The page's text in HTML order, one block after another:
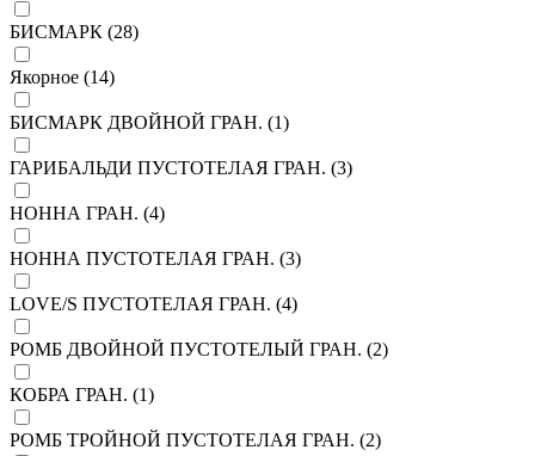
БИСМАРК (28)
Якорное (14)
БИСМАРК ДВОЙНОЙ ГРАН. (1)
ГАРИБАЛЬДИ ПУСТОТЕЛАЯ ГРАН. (3)
НОННА ГРАН. (4)
НОННА ПУСТОТЕЛАЯ ГРАН. (3)
LOVE/S ПУСТОТЕЛАЯ ГРАН. (4)
РОМБ ДВОЙНОЙ ПУСТОТЕЛЫЙ ГРАН. (2)
КОБРА ГРАН. (1)
РОМБ ТРОЙНОЙ ПУСТОТЕЛАЯ ГРАН. (2)